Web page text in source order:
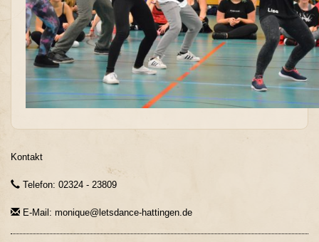
Kontakt
Telefon: 02324 - 23809
E-Mail: monique@letsdance-hattingen.de